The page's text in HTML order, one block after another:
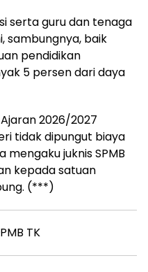
serta guru dan tenaga
sambungnya, baik
pendidikan
5 persen dari daya
2026/2027
tidak dipungut biaya
mengaku juknis SPMB
kepada satuan
(***)
TK